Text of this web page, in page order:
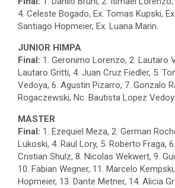
4. Celeste Bogado, Ex. Tomas Kupski,
Santiago Hopmeier, Ex. Luana Marin.
JUNIOR HIMPA
Final: 1. Geronimo Lorenzo, 2. Lautaro
Lautaro Gritti, 4. Juan Cruz Fiedler, 5.
Vedoya, 6. Agustin Pizarro, 7. Gonzalo
Rogaczewski, Nc. Bautista Lopez
MASTER
Final: 1. Ezequiel Meza, 2. German
Lukoski, 4. Raul Lory, 5. Roberto Fraga,
Cristian Shulz, 8. Nicolas Wekwert, 9.
10. Fabian Wegner, 11. Marcelo
Hopmeier, 13. Dante Metner, 14. Alicia